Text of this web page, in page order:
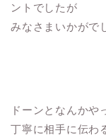
ントでしたが
みなさまいかがで
ドーンとなんかや
丁寧に相手に伝わ